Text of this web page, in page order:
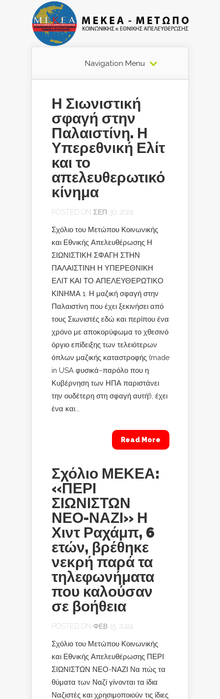
Navigation Menu
Η Σιωνιστική
σφαγή στην
Παλαιστίνη. Η
Υπερεθνική Ελίτ
και το
απελευθερωτικό
κίνημα
POSTED ON ΣΕΠ 30, 2024
Σχόλιο του Μετώπου Κοινωνικής
και Εθνικής Απελευθέρωσης Η
ΣΙΩΝΙΣΤΙΚΗ ΣΦΑΓΗ ΣΤΗΝ
ΠΑΛΑΙΣΤΙΝΗ Η ΥΠΕΡΕΘΝΙΚΗ
ΕΛΙΤ ΚΑΙ ΤΟ ΑΠΕΛΕΥΘΕΡΩΤΙΚΟ
ΚΙΝΗΜΑ 1. Η μαζική σφαγή στην
Παλαιστίνη που έχει ξεκινήσει από
τους Σιωνιστές εδώ και περίπου ένα
χρόνο με αποκορύφωμα το χθεσινό
όργιο επίδειξης των τελειότερων
όπλων μαζικής καταστροφής (made
in USA φυσικά–παρόλο που η
Κυβέρνηση των ΗΠΑ παριστάνει
την ουδέτερη στη σφαγή αυτή!), έχει
ένα και...
Read More
Σχόλιο ΜΕΚΕΑ:
«ΠΕΡΙ
ΣΙΩΝΙΣΤΩΝ
ΝΕΟ-ΝΑΖΙ» Η
Χιντ Ραχάμπ, 6
ετών, βρέθηκε
νεκρή παρά τα
τηλεφωνήματα
που καλούσαν
σε βοήθεια
POSTED ON ΦΕΒ 15, 2024
Σχόλιο του Μετώπου Κοινωνικής
και Εθνικής Απελευθέρωσης ΠΕΡΙ
ΣΙΩΝΙΣΤΩΝ ΝΕΟ-ΝΑΖΙ Να πώς τα
θύματα των Ναζί γίνονται τα ίδια
Ναζιστές και χρησιμοποιούν τις ίδιες